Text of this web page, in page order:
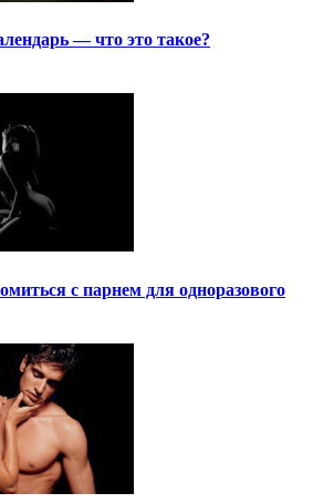
— что это такое?
с парнем для одноразового